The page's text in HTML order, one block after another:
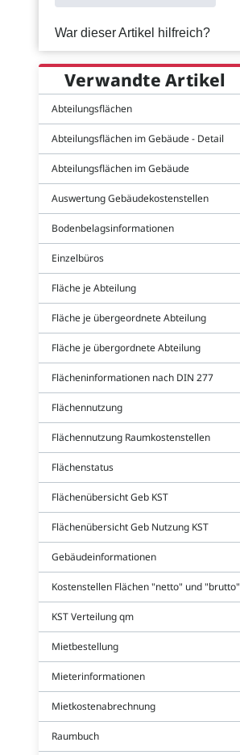
War dieser Artikel hilfreich?
Verwandte Artikel
Abteilungsflächen
Abteilungsflächen im Gebäude - Detail
Abteilungsflächen im Gebäude
Auswertung Gebäudekostenstellen
Bodenbelagsinformationen
Einzelbüros
Fläche je Abteilung
Fläche je übergeordnete Abteilung
Fläche je übergordnete Abteilung
Flächeninformationen nach DIN 277
Flächennutzung
Flächennutzung Raumkostenstellen
Flächenstatus
Flächenübersicht Geb KST
Flächenübersicht Geb Nutzung KST
Gebäudeinformationen
Kostenstellen Flächen "netto" und "brutto"
KST Verteilung qm
Mietbestellung
Mieterinformationen
Mietkostenabrechnung
Raumbuch